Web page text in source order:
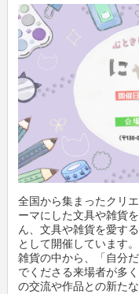
メーカー発信ニュース
新製品情報
文具動画紹介
文具ミニミニ歴史館
メーカー
卸
小売店
各種団体
オフィスマガジン社
会社概要
新聞購読申し込み
広告掲載について
お問い合わせ
プライバシーポリシー
利用規約
全国から集まったクリ
ーマにした文具や雑貨
ん、文具や雑貨を愛す
として開催しています
雑貨の中から、「自分
でくださる来場者が多
の交流や作品との新た